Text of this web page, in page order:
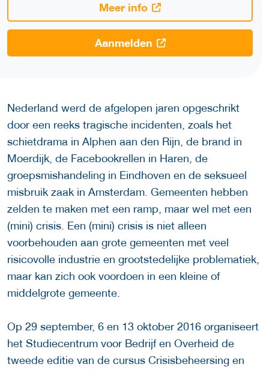
Meer info
Aanmelden
Nederland werd de afgelopen jaren opgeschrikt
door een reeks tragische incidenten, zoals het
schietdrama in Alphen aan den Rijn, de brand in
Moerdijk, de Facebookrellen in Haren, de
groepsmishandeling in Eindhoven en de seksueel
misbruik zaak in Amsterdam. Gemeenten hebben
zelden te maken met een ramp, maar wel met een
(mini) crisis. Een (mini) crisis is niet alleen
voorbehouden aan grote gemeenten met veel
risicovolle industrie en grootstedelijke problematiek,
maar kan zich ook voordoen in een kleine of
middelgrote gemeente.
Op 29 september, 6 en 13 oktober 2016 organiseert
het Studiecentrum voor Bedrijf en Overheid de
tweede editie van de cursus Crisisbeheersing en